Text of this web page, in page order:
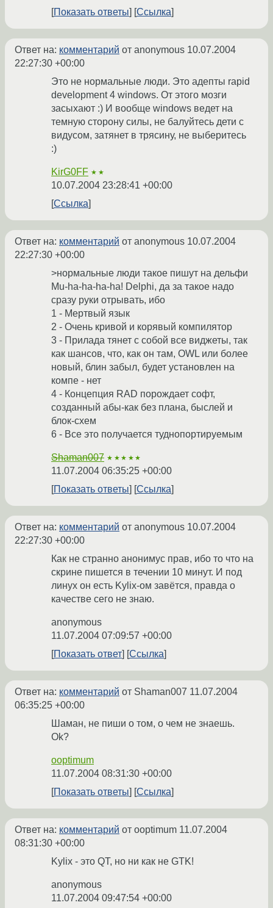
Показать ответы Ссылка
Ответ на: комментарий от anonymous 10.07.2004
22:27:30 +00:00
Это не нормальные люди. Это адепты rapid
development 4 windows. От этого мозги
засыхают :) И вообще windows ведет на
темную сторону силы, не балуйтесь дети с
видусом, затянет в трясину, не выберитесь
:)
KirG0FF ★★
10.07.2004 23:28:41 +00:00
Ссылка
Ответ на: комментарий от anonymous 10.07.2004
22:27:30 +00:00
>нормальные люди такое пишут на дельфи
Mu-ha-ha-ha-ha! Delphi, да за такое надо
сразу руки отрывать, ибо
1 - Мертвый язык
2 - Очень кривой и корявый компилятор
3 - Прилада тянет с собой все виджеты, так
как шансов, что, как он там, OWL или более
новый, блин забыл, будет установлен на
компе - нет
4 - Концепция RAD порождает софт,
созданный абы-как без плана, быслей и
блок-схем
6 - Все это получается туднопортируемым
Shaman007 ★★★★★
11.07.2004 06:35:25 +00:00
Показать ответы
Ссылка
Ответ на: комментарий от anonymous 10.07.2004
22:27:30 +00:00
Как не странно анонимус прав, ибо то что на
скрине пишется в течении 10 минут. И под
линух он есть Kylix-ом завётся, правда о
качестве сего не знаю.
anonymous
11.07.2004 07:09:57 +00:00
Показать ответ
Ссылка
Ответ на: комментарий от Shaman007 11.07.2004
06:35:25 +00:00
Шаман, не пиши о том, о чем не знаешь.
Ok?
ooptimum
11.07.2004 08:31:30 +00:00
Показать ответы
Ссылка
Ответ на: комментарий от ooptimum 11.07.2004
08:31:30 +00:00
Kylix - это QT, но ни как не GTK!
anonymous
11.07.2004 09:47:54 +00:00